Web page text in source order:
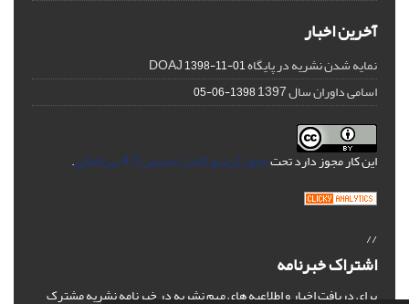
آخرین اخبار
نمایه شدن نشریه در پایگاه DOAJ1398-11-01
اسامی داوران سال 1397 1398-06-05
این کار مجوز دارد تحتمجوز کریتیو کامنز تخصیص 4.0 بین‌المللی .
//
اشتراک خبرنامه
برای دریافت اخبار و اطلاعیه های مهم نشریه در خبرنامه نشریه مشترک